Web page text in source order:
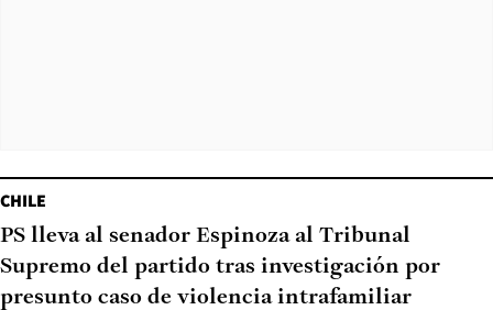
CHILE
PS lleva al senador Espinoza al Tribunal
Supremo del partido tras investigación por
presunto caso de violencia intrafamiliar